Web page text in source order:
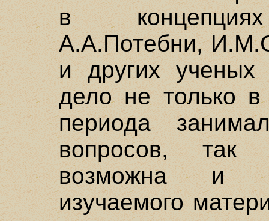
в концепциях
А.А.Потебни,
и других ученых
дело не только
периода
вопросов, так
возможна и
изучаемого